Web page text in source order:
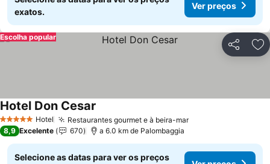
exatos.
Ver preços
Partilhar
Escolha popular
5 Estrelas Hotel Restaurantes gourmet e à beira-marVer preços
Hotel Don Cesar
8,9 Excelente 670 a 6.0 km de Palombaggia
Selecione as datas para ver os preços